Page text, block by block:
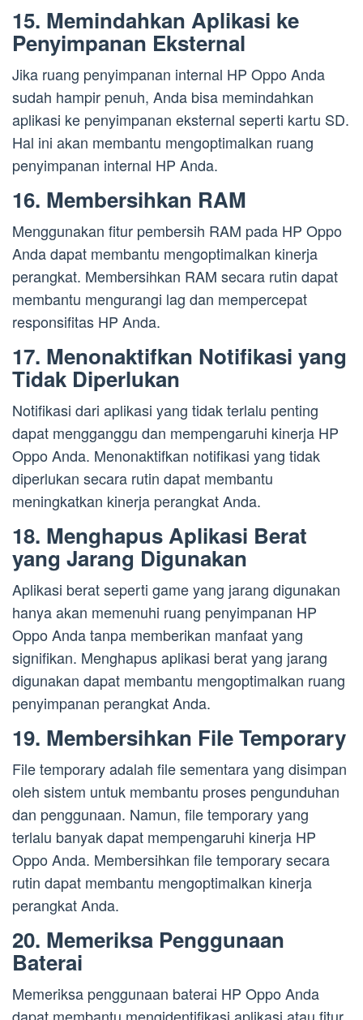
15. Memindahkan Aplikasi ke
Penyimpanan Eksternal
Jika ruang penyimpanan internal HP Oppo Anda
sudah hampir penuh, Anda bisa memindahkan
aplikasi ke penyimpanan eksternal seperti kartu SD.
Hal ini akan membantu mengoptimalkan ruang
penyimpanan internal HP Anda.
16. Membersihkan RAM
Menggunakan fitur pembersih RAM pada HP Oppo
Anda dapat membantu mengoptimalkan kinerja
perangkat. Membersihkan RAM secara rutin dapat
membantu mengurangi lag dan mempercepat
responsifitas HP Anda.
17. Menonaktifkan Notifikasi yang
Tidak Diperlukan
Notifikasi dari aplikasi yang tidak terlalu penting
dapat mengganggu dan mempengaruhi kinerja HP
Oppo Anda. Menonaktifkan notifikasi yang tidak
diperlukan secara rutin dapat membantu
meningkatkan kinerja perangkat Anda.
18. Menghapus Aplikasi Berat
yang Jarang Digunakan
Aplikasi berat seperti game yang jarang digunakan
hanya akan memenuhi ruang penyimpanan HP
Oppo Anda tanpa memberikan manfaat yang
signifikan. Menghapus aplikasi berat yang jarang
digunakan dapat membantu mengoptimalkan ruang
penyimpanan perangkat Anda.
19. Membersihkan File Temporary
File temporary adalah file sementara yang disimpan
oleh sistem untuk membantu proses pengunduhan
dan penggunaan. Namun, file temporary yang
terlalu banyak dapat mempengaruhi kinerja HP
Oppo Anda. Membersihkan file temporary secara
rutin dapat membantu mengoptimalkan kinerja
perangkat Anda.
20. Memeriksa Penggunaan
Baterai
Memeriksa penggunaan baterai HP Oppo Anda